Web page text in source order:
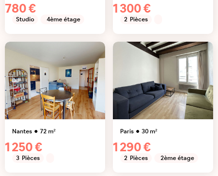
780 €
Studio 4ème étage
1 300 €
2 Pièces
Nantes 72m²
1 250 €
3 Pièces
Paris 30m²
1 290 €
2 Pièces 2ème étage